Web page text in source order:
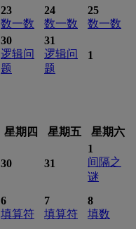
23
数一数
24
数一数
25
数一数
30
逻辑问
题
31
逻辑问
题
1
星期四 星期五 星期六
30 31
1
间隔之
谜
6
填算符
7
填算符
8
填数